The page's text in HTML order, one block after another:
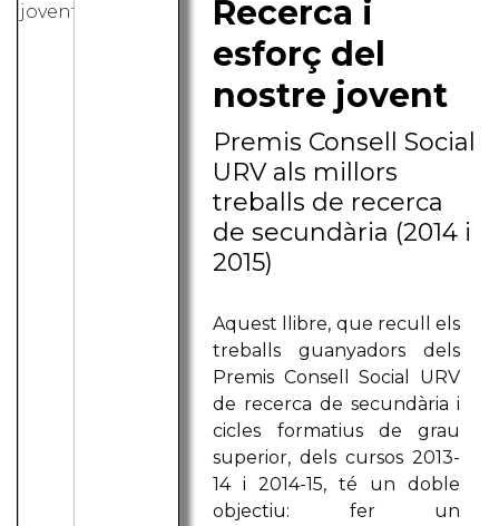
Recerca i
esforç del
nostre jovent
Premis Consell Social
URV als millors
treballs de recerca
de secundària (2014 i
2015)
Aquest llibre, que recull els
treballs guanyadors dels
Premis Consell Social URV
de recerca de secundària i
cicles formatius de grau
superior, dels cursos 2013-
14 i 2014-15, té un doble
objectiu: fer un